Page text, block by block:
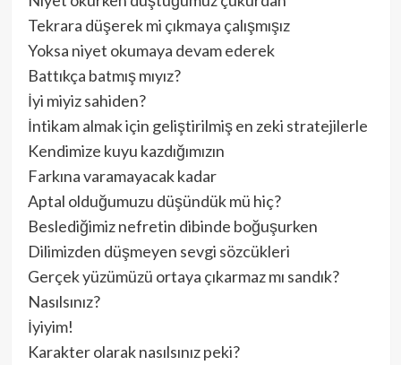
Tekrara düşerek mi çıkmaya çalışmışız
Yoksa niyet okumaya devam ederek
Battıkça batmış mıyız?
İyi miyiz sahiden?
İntikam almak için geliştirilmiş en zeki stratejilerle
Kendimize kuyu kazdığımızın
Farkına varamayacak kadar
Aptal olduğumuzu düşündük mü hiç?
Beslediğimiz nefretin dibinde boğuşurken
Dilimizden düşmeyen sevgi sözcükleri
Gerçek yüzümüzü ortaya çıkarmaz mı sandık?
Nasılsınız?
İyiyim!
Karakter olarak nasılsınız peki?